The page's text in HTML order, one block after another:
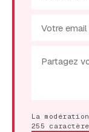
La
255